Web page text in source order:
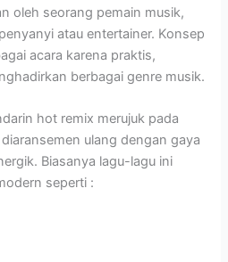
oleh seorang pemain musik,
atau entertainer. Konsep
acara karena praktis,
berbagai genre musik.
hot remix merujuk pada
ulang dengan gaya
Biasanya lagu-lagu ini
seperti :